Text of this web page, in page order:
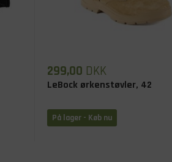
299,00 DKK
LeBock ørkenstøvler, 42
På lager - Køb nu